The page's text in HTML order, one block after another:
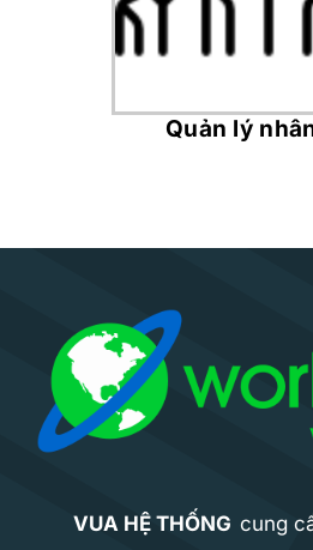
Quản lý
VUA HỆ THỐNG cung